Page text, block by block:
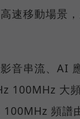
速移動場景
音串流、AI
100MHz 大
100MHz 頻譜